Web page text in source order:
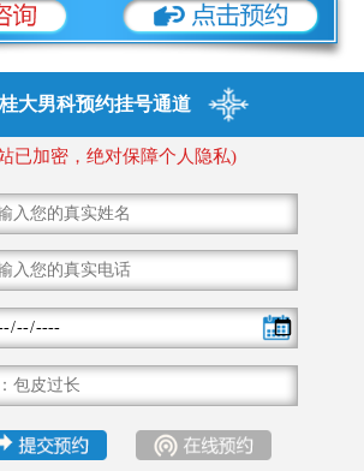
桂大男科预约挂号通道
已加密，绝对保障个人隐私)